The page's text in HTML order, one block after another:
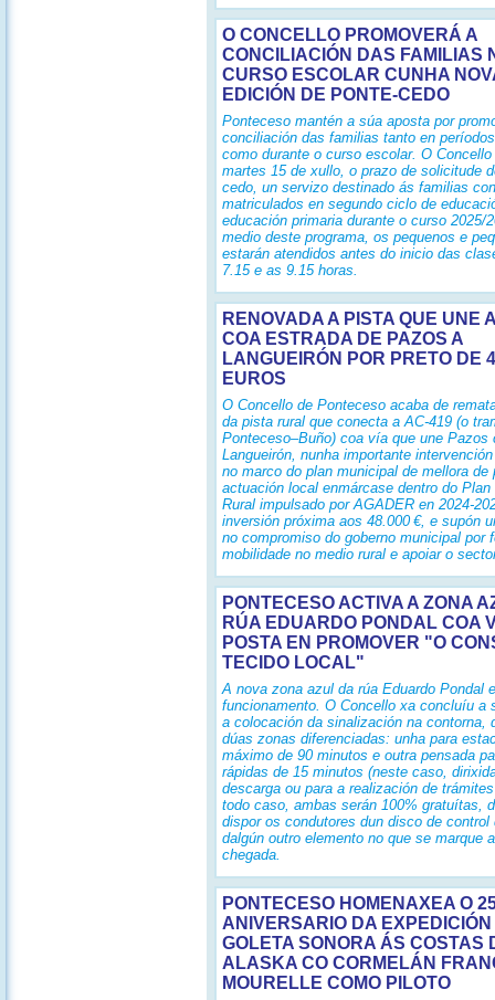
O CONCELLO PROMOVERÁ A
CONCILIACIÓN DAS FAMILIAS
CURSO ESCOLAR CUNHA
EDICIÓN DE PONTE-CEDO
Ponteceso mantén a súa aposta por
conciliación das familias tanto en
como durante o curso escolar. O
martes 15 de xullo, o prazo de solicitude
cedo, un servizo destinado ás familias
matriculados en segundo ciclo de
educación primaria durante o curso 2025/
medio deste programa, os pequenos e
estarán atendidos antes do inicio das
7.15 e as 9.15 horas.
RENOVADA A PISTA QUE UNE
COA ESTRADA DE PAZOS A
LANGUEIRÓN POR PRETO DE
EUROS
O Concello de Ponteceso acaba de
da pista rural que conecta a AC‑419 (o
Ponteceso–Buño) coa vía que une Pazos
Langueirón, nunha importante
no marco do plan municipal de mellora
actuación local enmárcase dentro do Plan
Rural impulsado por AGADER en
inversión próxima aos 48.000 €, e supón
no compromiso do goberno municipal por
mobilidade no medio rural e apoiar o
PONTECESO ACTIVA A ZONA
RÚA EDUARDO PONDAL COA
POSTA EN PROMOVER "O
TECIDO LOCAL"
A nova zona azul da rúa Eduardo Pondal
funcionamento. O Concello xa concluíu a
a colocación da sinalización na contorna,
dúas zonas diferenciadas: unha para
máximo de 90 minutos e outra pensada
rápidas de 15 minutos (neste caso,
descarga ou para a realización de
todo caso, ambas serán 100% gratuítas,
dispor os condutores dun disco de control
dalgún outro elemento no que se marque
chegada.
PONTECESO HOMENAXEA O
ANIVERSARIO DA EXPEDICIÓN
GOLETA SONORA ÁS COSTAS
ALASKA CO CORMELÁN
MOURELLE COMO PILOTO